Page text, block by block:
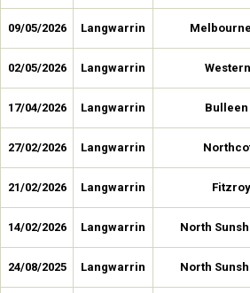
09/05/2026 Langwarrin
02/05/2026 Langwarrin
17/04/2026 Langwarrin
27/02/2026 Langwarrin
21/02/2026 Langwarrin
14/02/2026 Langwarrin North
24/08/2025 Langwarrin North